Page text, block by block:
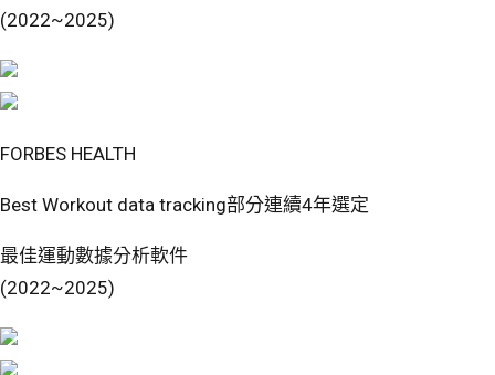
(2022~2025)
FORBES HEALTH
Best Workout data tracking部分連續4年選定
最佳運動數據分析軟件
(2022~2025)